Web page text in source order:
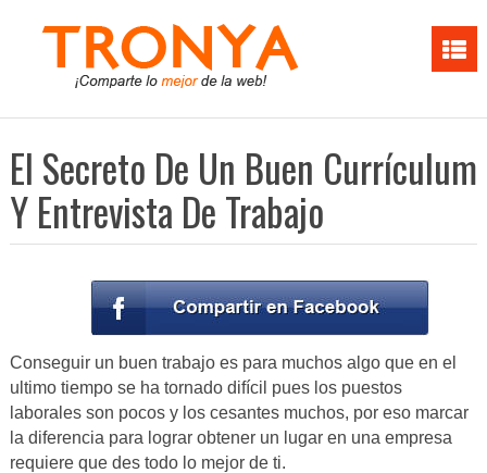
El Secreto De Un Buen Currículum
Y Entrevista De Trabajo
Conseguir un buen trabajo es para muchos algo que en el
ultimo tiempo se ha tornado difícil pues los puestos
laborales son pocos y los cesantes muchos, por eso marcar
la diferencia para lograr obtener un lugar en una empresa
requiere que des todo lo mejor de ti.